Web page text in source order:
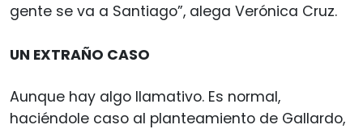
gente se va a Santiago”, alega Verónica Cruz.
UN EXTRAÑO CASO
Aunque hay algo llamativo. Es normal,
haciéndole caso al planteamiento de Gallardo,